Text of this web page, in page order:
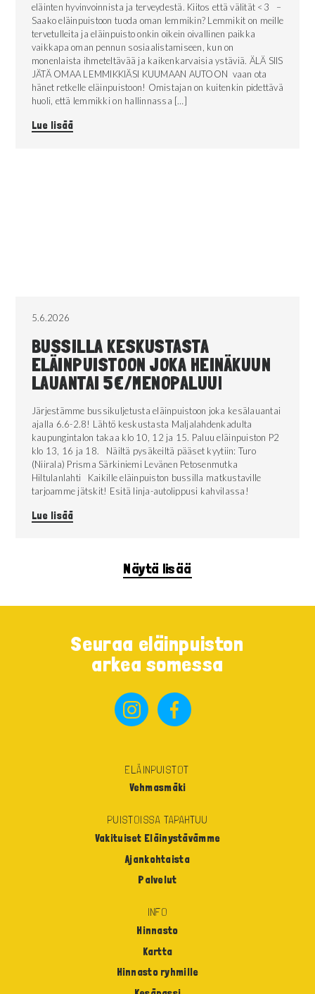
eläinten hyvinvoinnista ja terveydestä. Kiitos että välität <3 –
Saako eläinpuistoon tuoda oman lemmikin? Lemmikit on meille
tervetulleita ja eläinpuisto onkin oikein oivallinen paikka
vaikkapa oman pennun sosiaalistamiseen, kun on
monenlaista ihmeteltävää ja kaikenkarvaisia ystäviä. ÄLÄ SIIS
JÄTÄ OMAA LEMMIKKIÄSI KUUMAAN AUTOON vaan ota
hänet retkelle eläinpuistoon! Omistajan on kuitenkin pidettävä
huoli, että lemmikki on hallinnassa […]
Lue lisää
5.6.2026
BUSSILLA KESKUSTASTA
ELÄINPUISTOON JOKA HEINÄKUUN
LAUANTAI 5€/MENOPALUU!
Järjestämme bussikuljetusta eläinpuistoon joka kesälauantai
ajalla 6.6-2.8! Lähtö keskustasta Maljalahdenkadulta
kaupungintalon takaa klo 10, 12 ja 15. Paluu eläinpuiston P2
klo 13, 16 ja 18. Näiltä pysäkeiltä pääset kyytiin: Turo
(Niirala) Prisma Särkiniemi Levänen Petosenmutka
Hiltulanlahti Kaikille eläinpuiston bussilla matkustaville
tarjoamme jätskit! Esitä linja-autolippusi kahvilassa!
Lue lisää
Näytä lisää
Seuraa eläinpuiston
arkea somessa
ELÄINPUISTOT
Vehmasmäki
PUISTOISSA TAPAHTUU
Vakituiset Eläinystävämme
Ajankohtaista
Palvelut
INFO
Hinnasto
Kartta
Hinnasto ryhmille